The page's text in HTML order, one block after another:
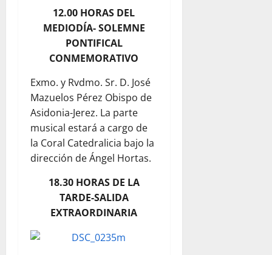
12.00 HORAS DEL
MEDIODÍA- SOLEMNE
PONTIFICAL
CONMEMORATIVO
Exmo. y Rvdmo. Sr. D. José
Mazuelos Pérez Obispo de
Asidonia-Jerez. La parte
musical estará a cargo de
la Coral Catedralicia bajo la
dirección de Ángel Hortas.
18.30 HORAS DE LA
TARDE-SALIDA
EXTRAORDINARIA